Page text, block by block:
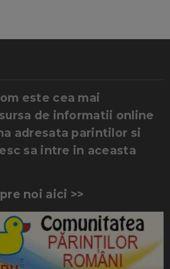
este cea mai
de informatii online
adresata parintilor si
sa intre in aceasta
noi aici >>